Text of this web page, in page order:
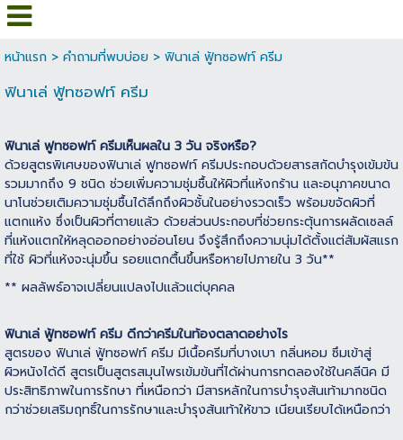
หน้าแรก> คำถามที่พบบ่อย> ฟินาเล่ ฟู้ทซอฟท์ ครีม
ฟินาเล่ ฟู้ทซอฟท์ ครีม
ฟินาเล่ ฟูทซอฟท์ ครีมเห็นผลใน 3 วัน จริงหรือ?
ด้วยสูตรพิเศษของฟินาเล่ ฟูทซอฟท์ ครีมประกอบด้วยสารสกัดบำรุงเข้มข้น
รวมมากถึง 9 ชนิด ช่วยเพิ่มความชุ่มชื้นให้ผิวที่แห้งกร้าน และอนุภาคขนาด
นาโนช่วยเติมความชุ่มชื้นได้ลึกถึงผิวชั้นในอย่างรวดเร็ว พร้อมขจัดผิวที่
แตกแห้ง ซึ่งเป็นผิวที่ตายแล้ว ด้วยส่วนประกอบที่ช่วยกระตุ้นการผลัดเซลล์
ที่แห้งแตกให้หลุดออกอย่างอ่อนโยน จึงรู้สึกถึงความนุ่มได้ตั้งแต่สัมผัสแรก
ที่ใช้ ผิวที่แห้งจะนุ่มขึ้น รอยแตกตื้นขึ้นหรือหายไปภายใน 3 วัน**
** ผลลัพธ์อาจเปลี่ยนแปลงไปแล้วแต่บุคคล
ฟินาเล่ ฟู้ทซอฟท์ ครีม ดีกว่าครีมในท้องตลาดอย่างไร
สูตรของ ฟินาเล่ ฟู้ทซอฟท์ ครีม มีเนื้อครีมที่บางเบา กลิ่นหอม ซึมเข้าสู่
ผิวหนังได้ดี สูตรเป็นสูตรสมุนไพรเข้มข้นที่ได้ผ่านการทดลองใช้ในคลีนิค มี
ประสิทธิภาพในการรักษา ที่เหนือกว่า มีสารหลักในการบำรุงส้นเท้ามากชนิด
กว่าช่วยเสริมฤทธิ์ในการรักษาและบำรุงส้นเท้าให้ขาว เนียนเรียบได้เหนือกว่า